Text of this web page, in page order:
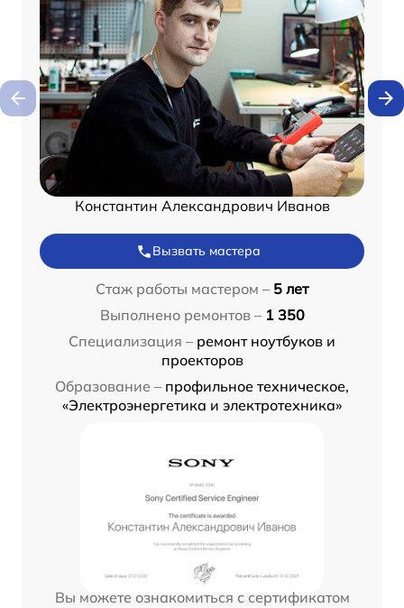
Константин Александрович Иванов
Вызвать мастера
Стаж работы мастером – 5 лет
Выполнено ремонтов – 1 350
Специализация – ремонт ноутбуков и
проекторов
Образование – профильное техническое,
«Электроэнергетика и электротехника»
Вы можете ознакомиться с сертификатом